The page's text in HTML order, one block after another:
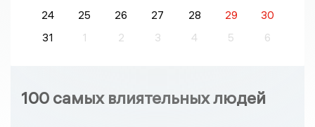
24
25 26 27 28 29
30
31
1 2 3 4 5 6
100 самых влиятельных людей